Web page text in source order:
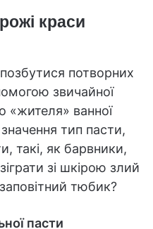
краси
потворних
звичайної
«жителя» ванної
тип пасти,
такі, як барвники,
зі шкірою злий
тюбик?
пасти